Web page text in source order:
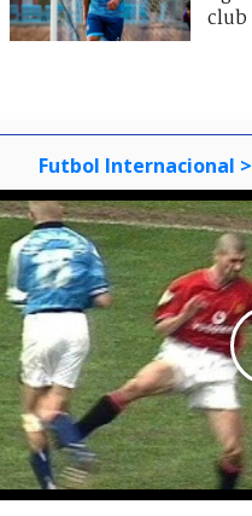
club
Futbol Internacional